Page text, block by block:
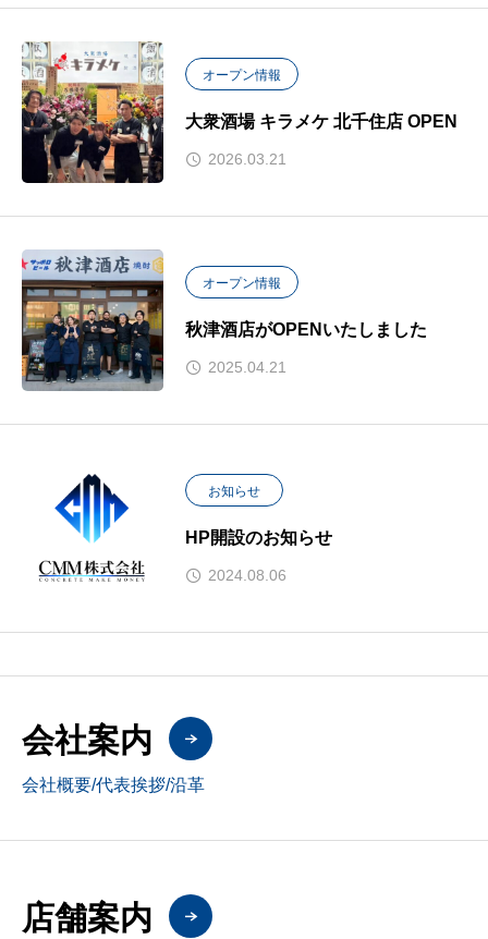
オープン情報
大衆酒場 キラメケ 北千住店 OPEN
2026.03.21
オープン情報
秋津酒店がOPENいたしました
2025.04.21
お知らせ
HP開設のお知らせ
2024.08.06
会社案内
会社概要/代表挨拶/沿革
店舗案内